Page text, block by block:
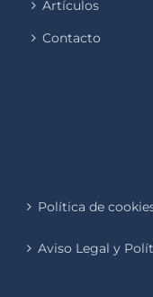
Artículos
Contacto
Política de
Aviso Legal y